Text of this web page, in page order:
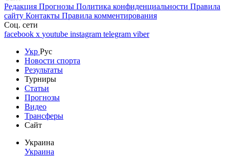
Редакция Прогнозы Политика конфиденциальности Правила
сайту Контакты Правила комментирования
Соц. сети
facebook x youtube instagram telegram viber
Укр Рус
Новости спорта
Результаты
Турниры
Статьи
Прогнозы
Видео
Трансферы
Сайт
Украина
Украина